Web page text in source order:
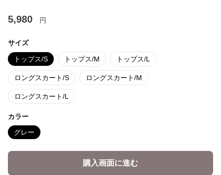
5,980 円
サイズ
トップス/S トップス/M トップス/L
ロングスカート/S ロングスカート/M
ロングスカート/L
カラー
グレー
購入画面に進む